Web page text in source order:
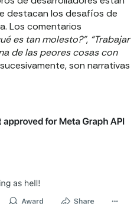
destacan los desafíos de
Los comentarios
es tan molesto?”, “Trabajar
de las peores cosas con
son narrativas